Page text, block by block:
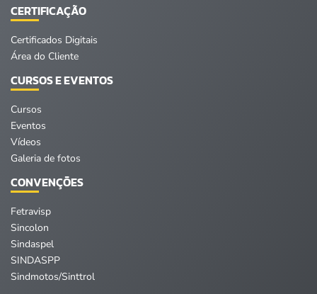
CERTIFICAÇÃO
Certificados Digitais
Área do Cliente
CURSOS E EVENTOS
Cursos
Eventos
Vídeos
Galeria de fotos
CONVENÇÕES
Fetravisp
Sincolon
Sindaspel
SINDASPP
Sindmotos/Sinttrol